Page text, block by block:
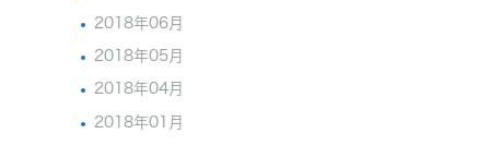
2018年06月
2018年05月
2018年04月
2018年01月